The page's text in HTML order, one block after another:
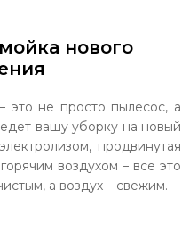
нового
это не просто пылесос, а
вашу уборку на новый
продвинутая
воздухом – все это
а воздух – свежим.